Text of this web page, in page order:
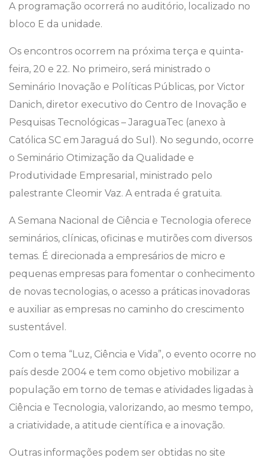
A programação ocorrerá no auditório, localizado no
bloco E da unidade.
Os encontros ocorrem na próxima terça e quinta-
feira, 20 e 22. No primeiro, será ministrado o
Seminário Inovação e Políticas Públicas, por Victor
Danich, diretor executivo do Centro de Inovação e
Pesquisas Tecnológicas – JaraguaTec (anexo à
Católica SC em Jaraguá do Sul). No segundo, ocorre
o Seminário Otimização da Qualidade e
Produtividade Empresarial, ministrado pelo
palestrante Cleomir Vaz. A entrada é gratuita.
A Semana Nacional de Ciência e Tecnologia oferece
seminários, clínicas, oficinas e mutirões com diversos
temas. É direcionada a empresários de micro e
pequenas empresas para fomentar o conhecimento
de novas tecnologias, o acesso a práticas inovadoras
e auxiliar as empresas no caminho do crescimento
sustentável.
Com o tema “Luz, Ciência e Vida”, o evento ocorre no
país desde 2004 e tem como objetivo mobilizar a
população em torno de temas e atividades ligadas à
Ciência e Tecnologia, valorizando, ao mesmo tempo,
a criatividade, a atitude científica e a inovação.
Outras informações podem ser obtidas no site